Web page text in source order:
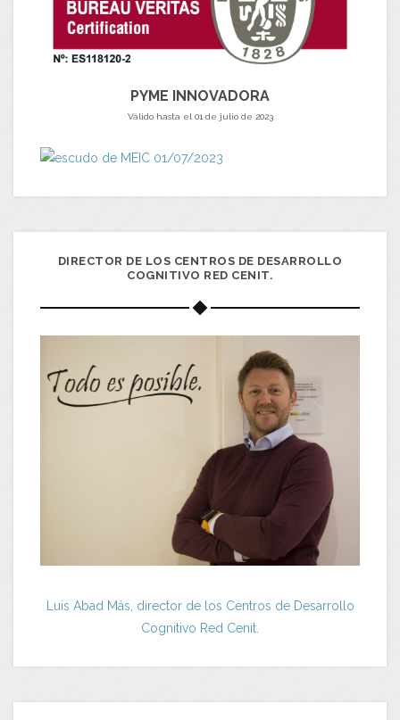
PYME INNOVADORA
Válido hasta el 01 de julio de 2023
DIRECTOR DE LOS CENTROS DE DESARROLLO
COGNITIVO RED CENIT.
Luis Abad Más, director de los Centros de Desarrollo
Cognitivo Red Cenit.